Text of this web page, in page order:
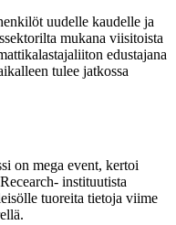
uudelle kaudelle ja
mukana viisitoista
edustajana
tulee jatkossa
on mega event, kertoi
instituutista
tuoreita tietoja viime